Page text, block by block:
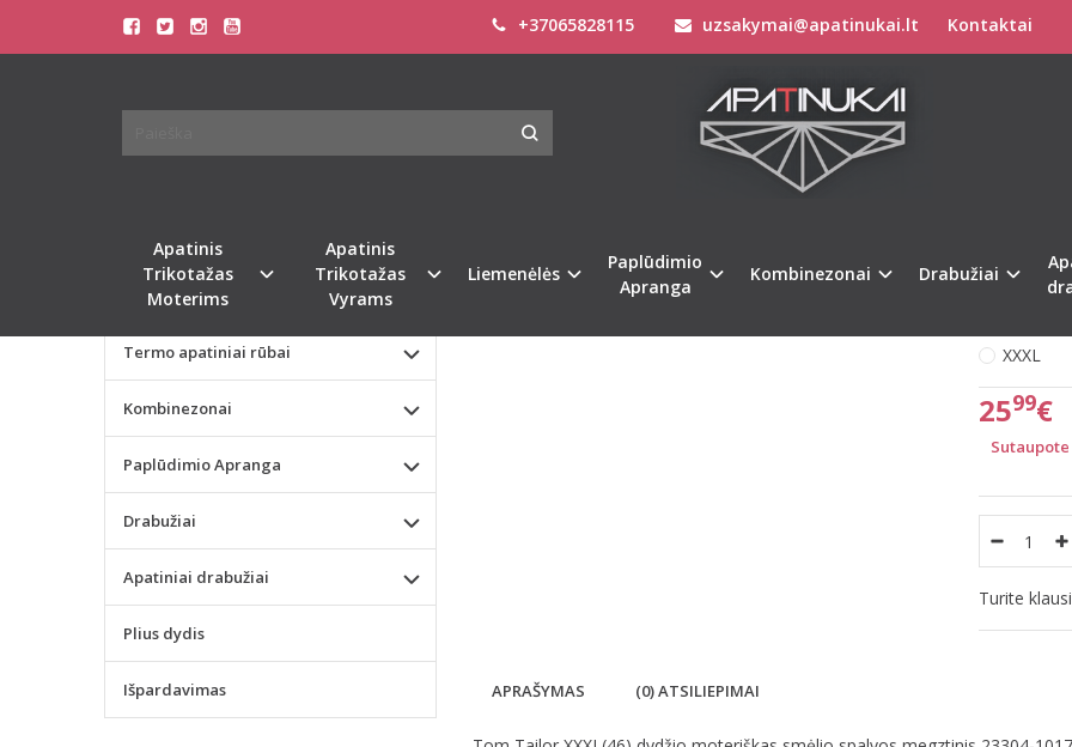
+37065828115 uzsakymai@apatinukai.lt Kontaktai
Apatinis
Trikotažas
Moterims
Apatinis
Trikotažas
Vyrams
Liemenėlės
Paplūdimio
Apranga
Kombinezonai Drabužiai
TOM TAILOR XXXL(46) DYDŽIO
23304-1017845
XXXL
2599€
Sutaupote
Turite
APRAŠYMAS (0) ATSILIEPIMAI
Valentino dienos dovana
Liemenėlės
Termo apatiniai rūbai
Kombinezonai
Paplūdimio Apranga
Drabužiai
Apatiniai drabužiai
Plius dydis
Išpardavimas